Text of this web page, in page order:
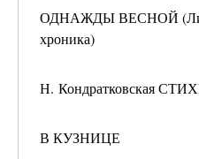
ОДНАЖДЫ ВЕСНОЙ
хроника)
Н. Кондратковская
В КУЗНИЦЕ